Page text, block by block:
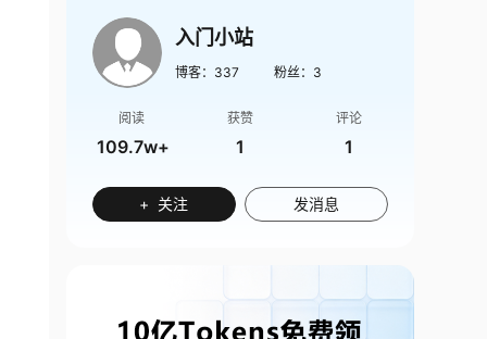
入门小站
博客： 337 粉丝： 3
阅读
109.7w+
获赞
1
评论
1
+ 关注 发消息